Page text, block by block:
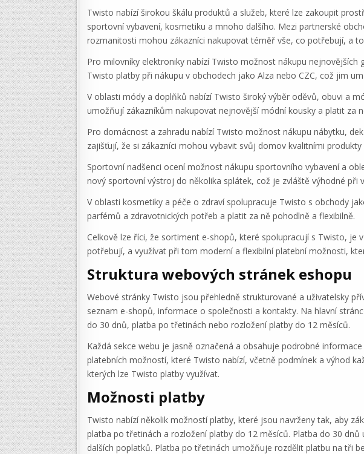
Twisto nabízí širokou škálu produktů a služeb, které lze zakoupit
sportovní vybavení, kosmetiku a mnoho dalšího. Mezi partnerské
rozmanitosti mohou zákazníci nakupovat téměř vše, co potřebují, a
Pro milovníky elektroniky nabízí Twisto možnost nákupu
Twisto platby při nákupu v obchodech jako Alza nebo CZC, což jim
V oblasti módy a doplňků nabízí Twisto široký výběr oděvů, obuvi a
umožňují zákazníkům nakupovat nejnovější módní kousky a platit za
Pro domácnost a zahradu nabízí Twisto možnost nákupu nábytku,
zajišťují, že si zákazníci mohou vybavit svůj domov kvalitními
Sportovní nadšenci ocení možnost nákupu sportovního vybavení a
nový sportovní výstroj do několika splátek, což je zvláště výhodné při
V oblasti kosmetiky a péče o zdraví spolupracuje Twisto s obchody
parfémů a zdravotnických potřeb a platit za ně pohodlně a flexibilně.
Celkově lze říci, že sortiment e-shopů, které spolupracují s Twisto,
potřebují, a využívat při tom moderní a flexibilní platební možnosti,
Struktura webových stránek eshopu
Webové stránky Twisto jsou přehledně strukturované a uživatelsky
seznam e-shopů, informace o společnosti a kontakty. Na hlavní
do 30 dnů, platba po třetinách nebo rozložení platby do 12 měsíců.
Každá sekce webu je jasně označená a obsahuje podrobné
platebních možností, které Twisto nabízí, včetně podmínek a výhod
kterých lze Twisto platby využívat.
Možnosti platby
Twisto nabízí několik možností platby, které jsou navrženy tak, aby
platba po třetinách a rozložení platby do 12 měsíců. Platba do 30
dalších poplatků. Platba po třetinách umožňuje rozdělit platbu na tři